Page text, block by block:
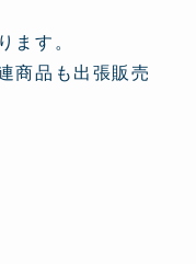
ます。
商品も出張販売